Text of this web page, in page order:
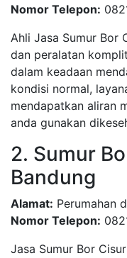
Nomor Telepon:
Ahli Jasa Sumur Bor
dan peralatan
dalam keadaan
kondisi normal,
mendapatkan aliran
anda gunakan
2. Sumur
Bandung
Alamat: Perumahan
Nomor Telepon:
Jasa Sumur Bor